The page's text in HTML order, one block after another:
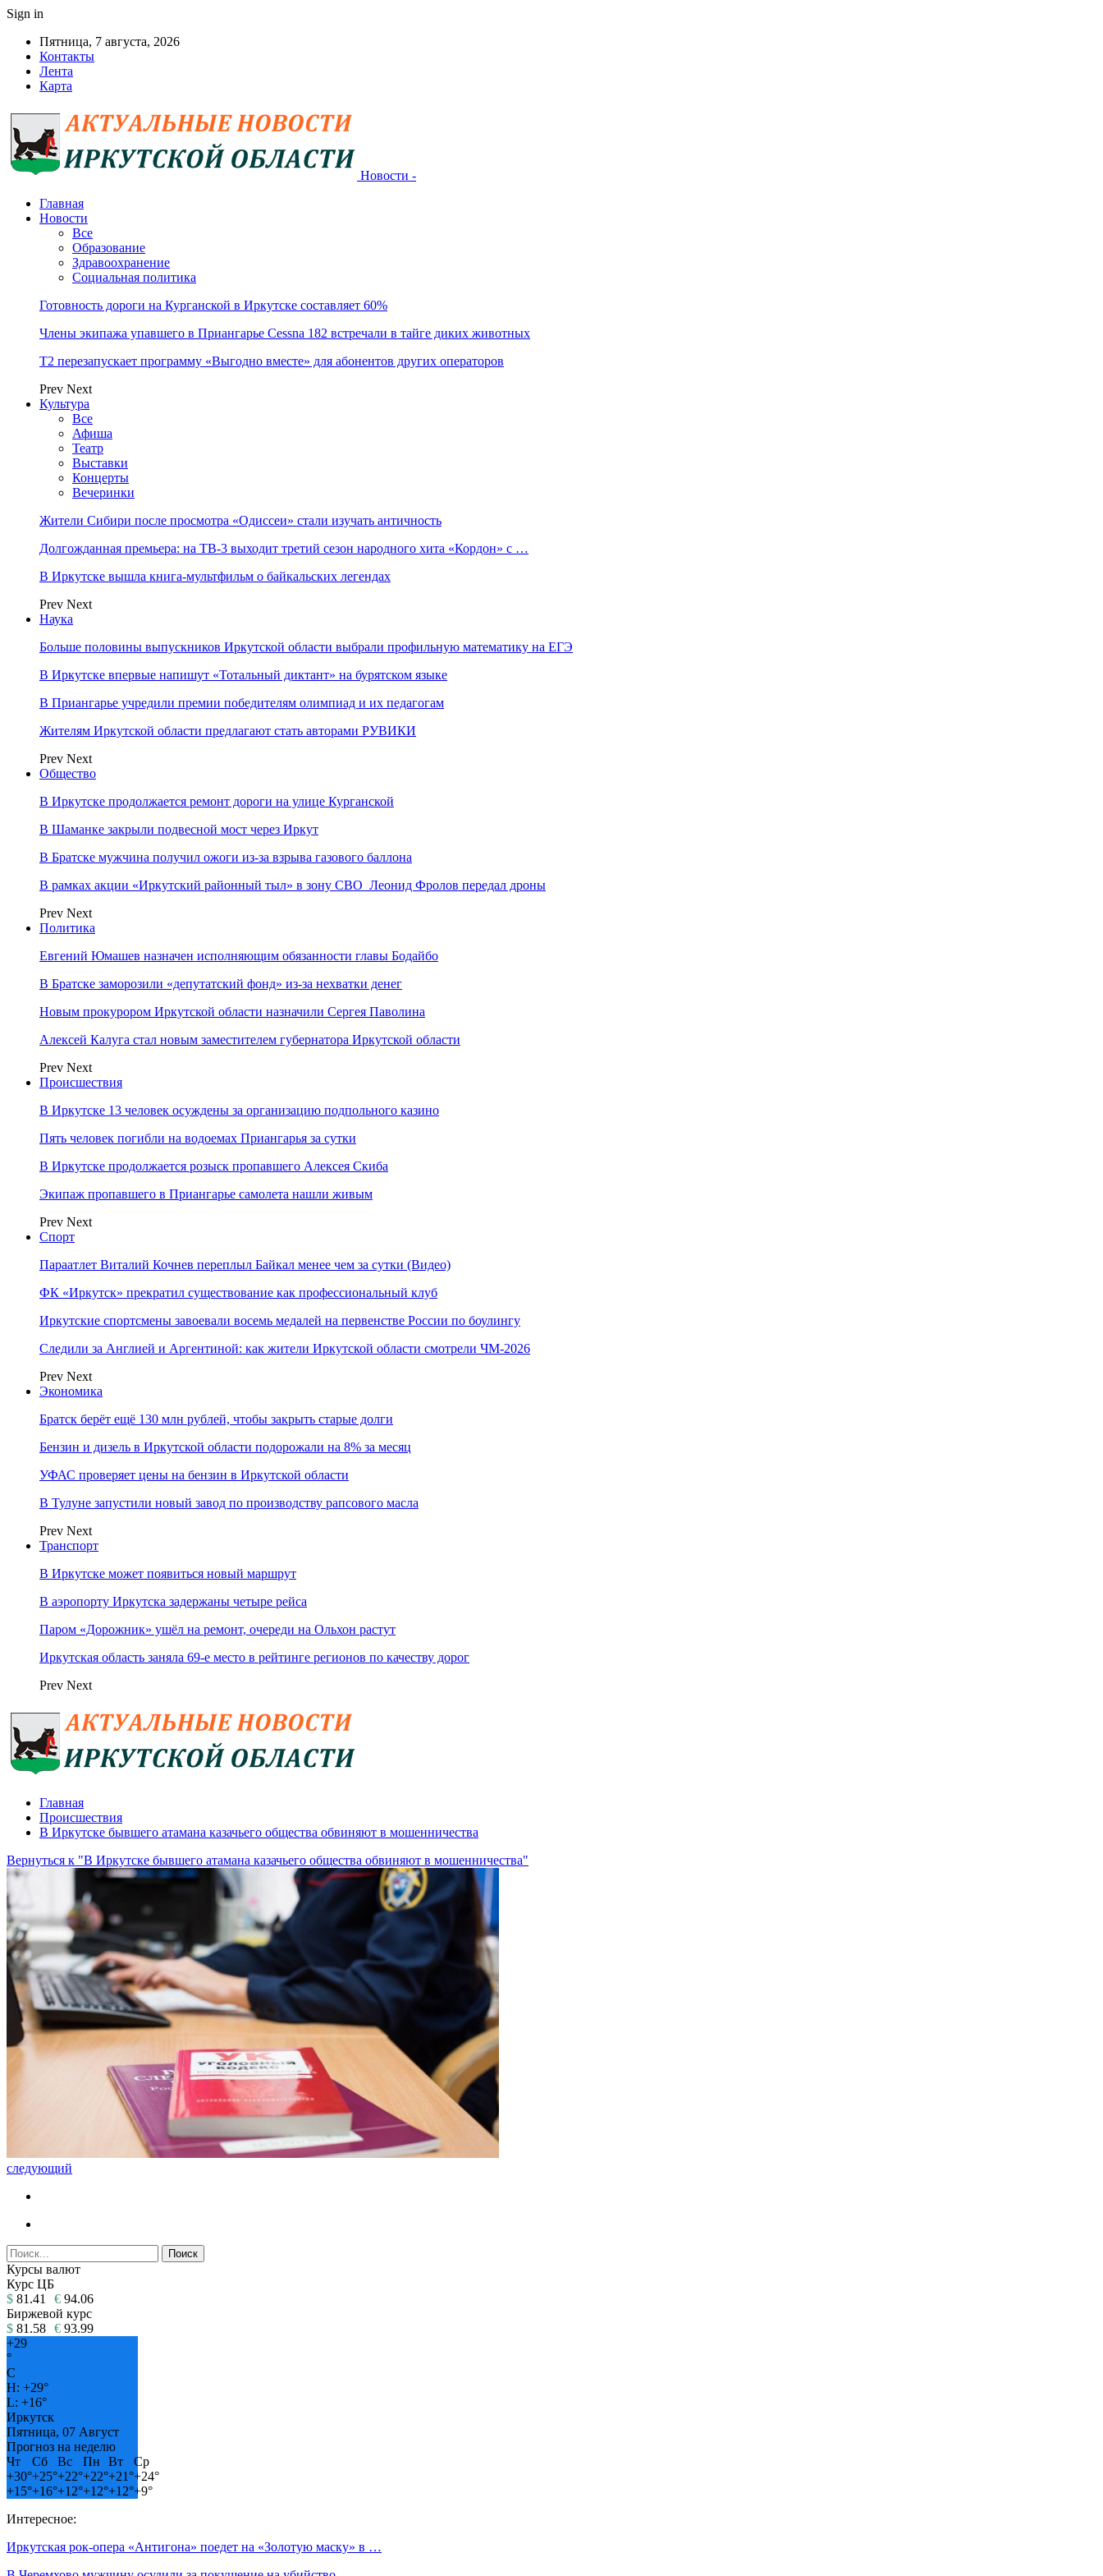
Sign in
Пятница, 7 августа, 2026
Контакты
Лента
Карта
Новости -
Главная
Новости
Все
Образование
Здравоохранение
Социальная политика
Готовность дороги на Курганской в Иркутске составляет 60%
Члены экипажа упавшего в Приангарье Cessna 182 встречали в тайге диких животных
Т2 перезапускает программу «Выгодно вместе» для абонентов других операторов
Prev Next
Культура
Все
Афиша
Театр
Выставки
Концерты
Вечеринки
Жители Сибири после просмотра «Одиссеи» стали изучать античность
Долгожданная премьера: на ТВ-3 выходит третий сезон народного хита «Кордон» с …
В Иркутске вышла книга-мультфильм о байкальских легендах
Prev Next
Наука
Больше половины выпускников Иркутской области выбрали профильную математику на ЕГЭ
В Иркутске впервые напишут «Тотальный диктант» на бурятском языке
В Приангарье учредили премии победителям олимпиад и их педагогам
Жителям Иркутской области предлагают стать авторами РУВИКИ
Prev Next
Общество
В Иркутске продолжается ремонт дороги на улице Курганской
В Шаманке закрыли подвесной мост через Иркут
В Братске мужчина получил ожоги из-за взрыва газового баллона
В рамках акции «Иркутский районный тыл» в зону СВО Леонид Фролов передал дроны
Prev Next
Политика
Евгений Юмашев назначен исполняющим обязанности главы Бодайбо
В Братске заморозили «депутатский фонд» из‑за нехватки денег
Новым прокурором Иркутской области назначили Сергея Паволина
Алексей Калуга стал новым заместителем губернатора Иркутской области
Prev Next
Происшествия
В Иркутске 13 человек осуждены за организацию подпольного казино
Пять человек погибли на водоемах Приангарья за сутки
В Иркутске продолжается розыск пропавшего Алексея Скиба
Экипаж пропавшего в Приангарье самолета нашли живым
Prev Next
Спорт
Параатлет Виталий Кочнев переплыл Байкал менее чем за сутки (Видео)
ФК «Иркутск» прекратил существование как профессиональный клуб
Иркутские спортсмены завоевали восемь медалей на первенстве России по боулингу
Следили за Англией и Аргентиной: как жители Иркутской области смотрели ЧМ-2026
Prev Next
Экономика
Братск берёт ещё 130 млн рублей, чтобы закрыть старые долги
Бензин и дизель в Иркутской области подорожали на 8% за месяц
УФАС проверяет цены на бензин в Иркутской области
В Тулуне запустили новый завод по производству рапсового масла
Prev Next
Транспорт
В Иркутске может появиться новый маршрут
В аэропорту Иркутска задержаны четыре рейса
Паром «Дорожник» ушёл на ремонт, очереди на Ольхон растут
Иркутская область заняла 69‑е место в рейтинге регионов по качеству дорог
Prev Next
Главная
Происшествия
В Иркутске бывшего атамана казачьего общества обвиняют в мошенничества
Вернуться к "В Иркутске бывшего атамана казачьего общества обвиняют в мошенничества"
следующий
Курсы валют
Курс ЦБ
$ 81.41 € 94.06
Биржевой курс
$ 81.58 € 93.99
+29
°
C
H: +29°
L: +16°
Иркутск
Пятница, 07 Август
Прогноз на неделю
Чт
Сб Вс Пн Вт
Ср
+30°+25°+22°+22°+21°+24°
+15°+16°+12°+12°+12°+9°
Интересное:
Иркутская рок-опера «Антигона» поедет на «Золотую маску» в …